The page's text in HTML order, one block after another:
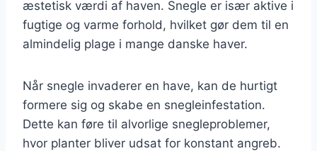
æstetisk værdi af haven. Snegle er især aktive i
fugtige og varme forhold, hvilket gør dem til en
almindelig plage i mange danske haver.
Når snegle invaderer en have, kan de hurtigt
formere sig og skabe en snegleinfestation.
Dette kan føre til alvorlige snegleproblemer,
hvor planter bliver udsat for konstant angreb.